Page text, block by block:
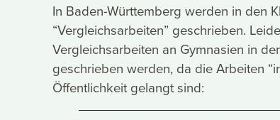
In Baden-Württemberg werden in den
“Vergleichsarbeiten” geschrieben.
Vergleichsarbeiten an Gymnasien in
geschrieben werden, da die Arbeiten
Öffentlichkeit gelangt sind: